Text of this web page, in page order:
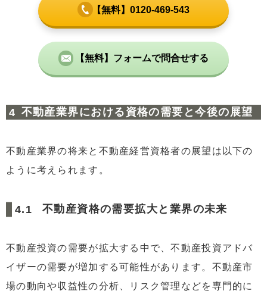
【無料】0120-469-543
【無料】フォームで問合せする
不動産業界における資格の需要と今後の展望
不動産業界の将来と不動産経営資格者の展望は以下の
ように考えられます。
不動産資格の需要拡大と業界の未来
不動産投資の需要が拡大する中で、不動産投資アドバ
イザーの需要が増加する可能性があります。不動産市
場の動向や収益性の分析、リスク管理などを専門的に